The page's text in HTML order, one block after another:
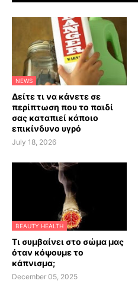
NEWS
Δείτε τι να κάνετε σε
περίπτωση που το παιδί
σας καταπιεί κάποιο
επικίνδυνο υγρό
July 18, 2026
BEAUTY HEALTH
Τι συμβαίνει στο σώμα μας
όταν κόψουμε το
κάπνισμα;
December 05, 2025